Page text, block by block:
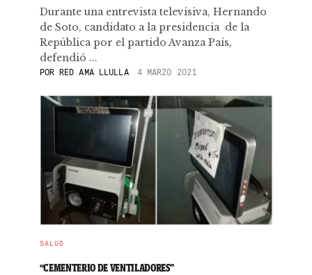
Durante una entrevista televisiva, Hernando
de Soto, candidato a la presidencia de la
República por el partido Avanza País,
defendió ...
PORRED AMA LLULLA 4 MARZO 2021
SALUD
“CEMENTERIO DE VENTILADORES”